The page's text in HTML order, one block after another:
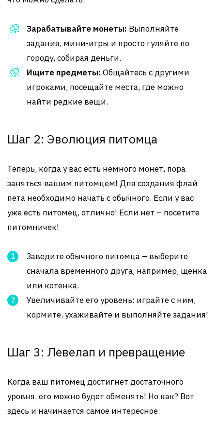
Зарабатывайте монеты: Выполняйте
задания, мини-игры и просто гуляйте по
городу, собирая деньги.
Ищите предметы: Общайтесь с другими
игроками, посещайте места, где можно
найти редкие вещи.
Шаг 2: Эволюция питомца
Теперь, когда у вас есть немного монет, пора
заняться вашим питомцем! Для создания флай
пета необходимо начать с обычного. Если у вас
уже есть питомец, отлично! Если нет – посетите
питомничек!
Заведите обычного питомца – выберите
сначала временного друга, например, щенка
или котенка.
Увеличивайте его уровень: играйте с ним,
кормите, ухаживайте и выполняйте задания!
Шаг 3: Левелап и превращение
Когда ваш питомец достигнет достаточного
уровня, его можно будет обменять! Но как? Вот
здесь и начинается самое интересное: